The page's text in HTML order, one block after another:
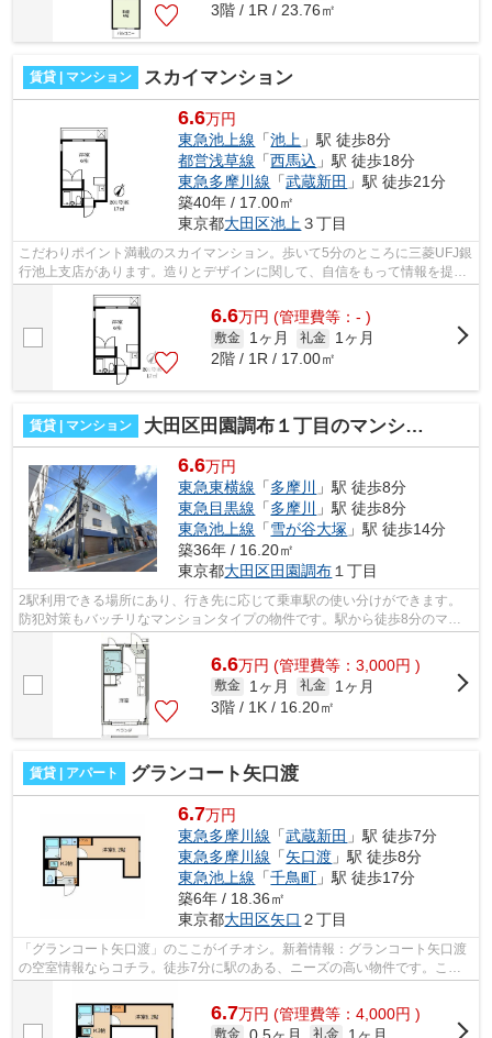
3階 / 1R / 23.76㎡
賃貸 | マンション スカイマンション
6.6万円
東急池上線 「池上 」駅 徒歩8分
都営浅草線 「西馬込 」駅 徒歩18分
東急多摩川線 「武蔵新田 」駅 徒歩21分
築40年 / 17.00㎡
東京都大田区池上 ３丁目
こだわりポイント満載のスカイマンション。歩いて5分のところに三菱UFJ銀
行池上支店があります。造りとデザインに関して、自信をもって情報を提供
できるマンションです。2駅利用可能な...
6.6万円 (管理費等：- )
敷金 1ヶ月 礼金
1ヶ月
2階 / 1R / 17.00㎡
賃貸 | マンション 大田区田園調布１丁目のマンション
6.6万円
東急東横線 「多摩川
」駅 徒歩8分
東急目黒線 「多摩川
」駅 徒歩8分
東急池上線 「雪が谷大塚 」駅 徒歩14分
築36年 / 16.20㎡
東京都大田区田園調布１丁目
2駅利用できる場所にあり、行き先に応じて乗車駅の使い分けができます。
防犯対策もバッチリなマンションタイプの物件です。駅から徒歩8分のマン
ションで、電車での通勤にも便利な立地...
6.6万円 (管理費等：3,000円 )
敷金 1ヶ月 礼金
1ヶ月
3階 / 1K / 16.20㎡
賃貸 | アパート グランコート矢口渡
6.7万円
東急多摩川線 「武蔵新田 」駅 徒歩7分
東急多摩川線 「矢口渡 」駅 徒歩8分
東急池上線 「千鳥町 」駅 徒歩17分
築6年 / 18.36㎡
東京都大田区矢口 ２丁目
「グランコート矢口渡」のここがイチオシ。新着情報：グランコート矢口渡
の空室情報ならコチラ。徒歩7分に駅のある、ニーズの高い物件です。こち
6.7万円 (管理費等：4,000円 )
敷金 0.5ヶ月 礼金 1ヶ月